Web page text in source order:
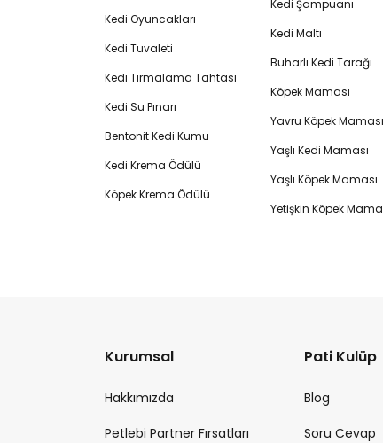
Kedi Oyuncakları
Kedi Tuvaleti
Kedi Tırmalama Tahtası
Kedi Su Pınarı
Bentonit Kedi Kumu
Kedi Krema Ödülü
Köpek Krema Ödülü
Kedi Şampuanı
Kedi Maltı
Buharlı Kedi Tarağı
Köpek Maması
Yavru Köpek Maması
Yaşlı Kedi Maması
Yaşlı Köpek Maması
Yetişkin Köpek
Kurumsal
Hakkımızda
Petlebi Partner Fırsatları
Pati Kulüp
Blog
Soru Cevap